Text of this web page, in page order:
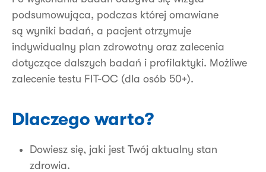
podsumowująca, podczas której omawiane
są wyniki badań, a pacjent otrzymuje
indywidualny plan zdrowotny oraz zalecenia
dotyczące dalszych badań i profilaktyki. Możliwe
zalecenie testu FIT-OC (dla osób 50+).
Dlaczego warto?
Dowiesz się, jaki jest Twój aktualny stan
zdrowia.